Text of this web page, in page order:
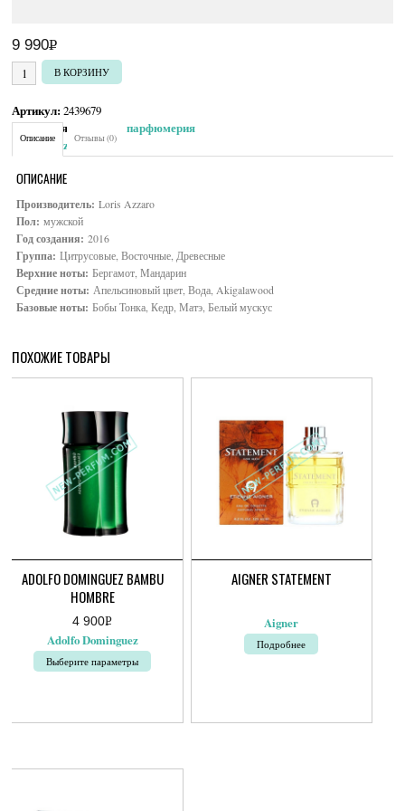
9 990Р
УБ.
Количество товара Azzaro Chrome Pure
В КОРЗИНУ
Артикул:2439679
Категория:
Мужская парфюмерия
Brand:Azzaro
Описание Отзывы (0)
ОПИСАНИЕ
Производитель: Loris Azzaro
Пол: мужской
Год создания: 2016
Группа: Цитрусовые, Восточные, Древесные
Верхние ноты: Бергамот, Мандарин
Средние ноты: Апельсиновый цвет, Вода, Akigalawood
Базовые ноты:Бобы Тонка, Кедр, Матэ, Белый мускус
ПОХОЖИЕ ТОВАРЫ
ADOLFO DOMINGUEZ BAMBU
HOMBRE
4 900Р
УБ.
Adolfo Dominguez
Выберите параметры
имеет
Опции
AIGNER STATEMENT
Aigner
Подробнее